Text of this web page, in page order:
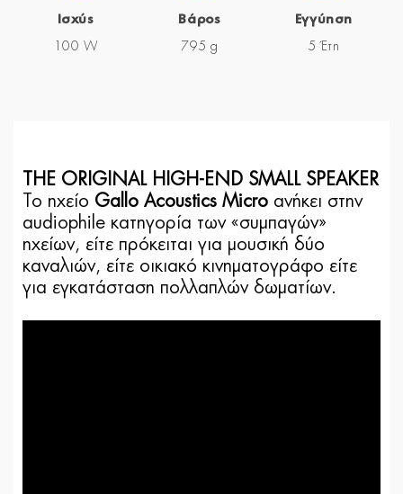
Ισχύς
100 W
Βάρος
795 g
Εγγύηση
5 Έτη
THE ORIGINAL HIGH-END SMALL SPEAKER
Το ηχείο Gallo Acoustics Micro ανήκει στην
audiophile κατηγορία των «συμπαγών»
ηχείων, είτε πρόκειται για μουσική δύο
καναλιών, είτε οικιακό κινηματογράφο είτε
για εγκατάσταση πολλαπλών δωματίων.